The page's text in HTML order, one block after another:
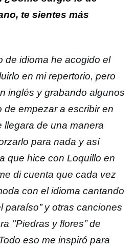
te sientes más
de idioma he acogido el
en mi repertorio, pero
inglés y grabando algunos
de empezar a escribir en
llegara de una manera
para nada y así
que hice con Loquillo en
di cuenta que cada vez
con el idioma cantando
paraíso’’ y otras canciones
‘’Piedras y flores’’ de
eso me inspiró para